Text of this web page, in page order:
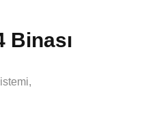
Binası